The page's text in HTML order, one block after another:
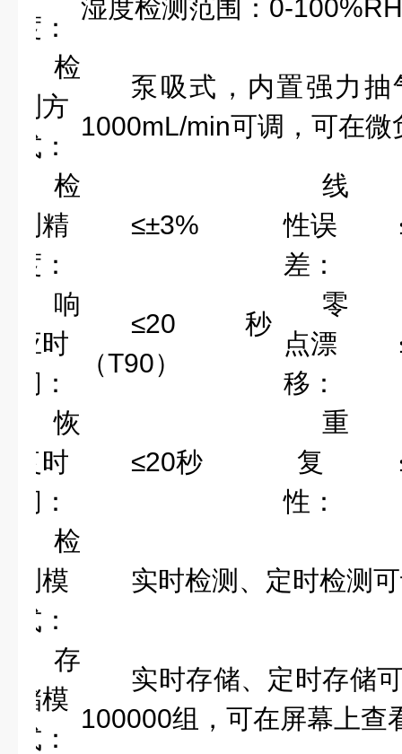
度：
湿度检测范围：0-
检
测方
式：
泵吸式，内置强力
1000mL/min可调，可在微
检
测精
度：
≤±3%
线
性误
差：
响
应时
间：
≤20秒
（T90）
零
点漂
移：
恢
复时
间：
≤20秒
重
复
性：
检
测模
式：
实时检测、定时检测
存
储模
式：
实时存储、定时存储
100000组，可在屏幕上查